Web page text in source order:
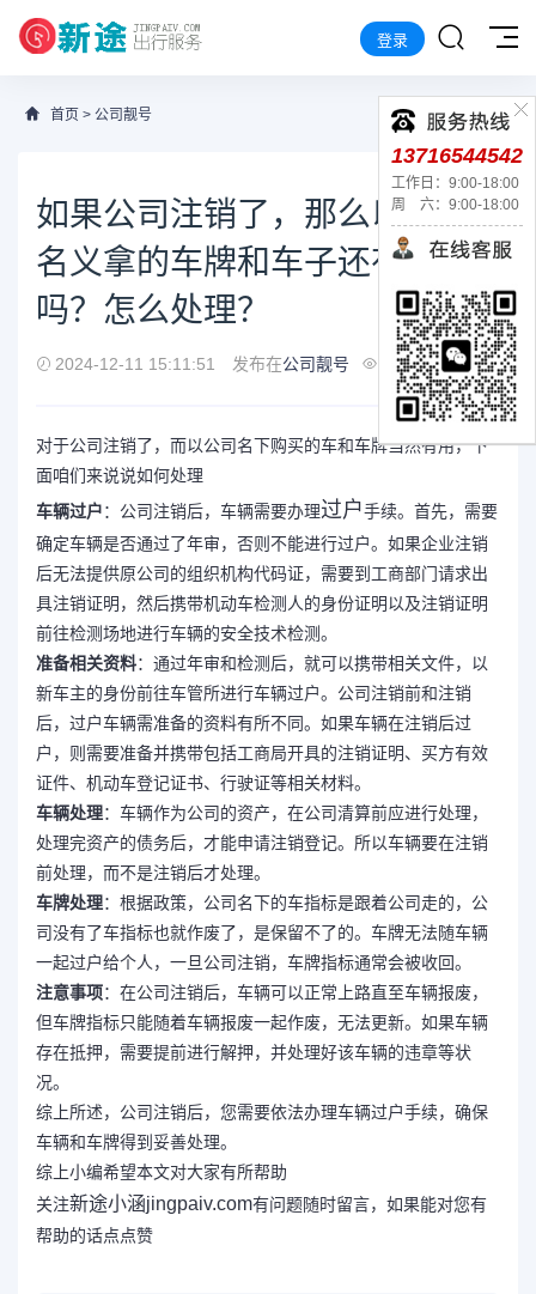
登录
首页 > 公司靓号
如果公司注销了，那么以公司
名义拿的车牌和车子还有用
吗？怎么处理？
2024-12-11 15:11:51 发布在公司靓号 941
对于公司注销了，而以公司名下购买的车和车牌当然有用，下
面咱们来说说如何处理
车辆过户：公司注销后，车辆需要办理过户手续。首先，需要
确定车辆是否通过了年审，否则不能进行过户。如果企业注销
后无法提供原公司的组织机构代码证，需要到工商部门请求出
具注销证明，然后携带机动车检测人的身份证明以及注销证明
前往检测场地进行车辆的安全技术检测。
准备相关资料：通过年审和检测后，就可以携带相关文件，以
新车主的身份前往车管所进行车辆过户。公司注销前和注销
后，过户车辆需准备的资料有所不同。如果车辆在注销后过
户，则需要准备并携带包括工商局开具的注销证明、买方有效
证件、机动车登记证书、行驶证等相关材料。
车辆处理：车辆作为公司的资产，在公司清算前应进行处理，
处理完资产的债务后，才能申请注销登记。所以车辆要在注销
前处理，而不是注销后才处理。
车牌处理：根据政策，公司名下的车指标是跟着公司走的，公
司没有了车指标也就作废了，是保留不了的。车牌无法随车辆
一起过户给个人，一旦公司注销，车牌指标通常会被收回。
注意事项：在公司注销后，车辆可以正常上路直至车辆报废，
但车牌指标只能随着车辆报废一起作废，无法更新。如果车辆
存在抵押，需要提前进行解押，并处理好该车辆的违章等状
况。
综上所述，公司注销后，您需要依法办理车辆过户手续，确保
车辆和车牌得到妥善处理。
综上小编希望本文对大家有所帮助
关注新途小涵jingpaiv.com有问题随时留言，如果能对您有
帮助的话点点赞
13716544542
工作日：9:00-18:00
周 六：9:00-18:00